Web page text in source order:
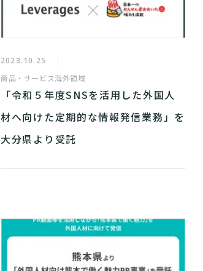
2023.10.25
商品・サービス海外領域
「令和５年度SNSを活用した外国人
材へ向けた定期的な情報発信業務」を
大分県より受託